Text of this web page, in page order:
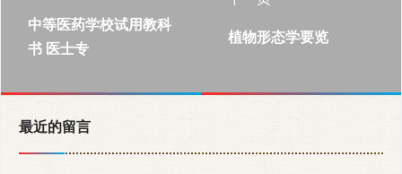
中等医药学校试用教科
书 医士专
植物形态学要览
最近的留言